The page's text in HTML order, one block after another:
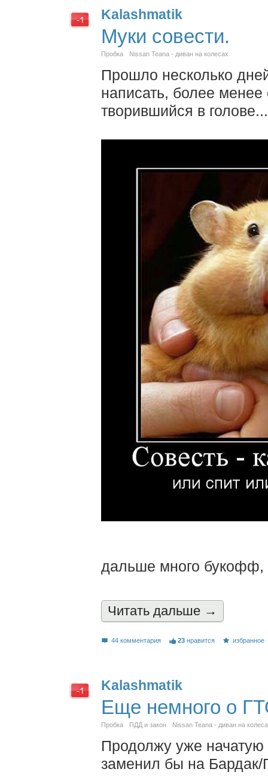
Kalashmatik
Муки совести.
Пробка Nissan Teana - диван на колесах
Прошло несколько
написать, более менее
творившийся в голове...
дальше много букофф,
Читать дальшe →
44 комментария 23 нравится избранное
Kalashmatik
Еще немного о
Пробка ПДД и закон Nissan Teana - диван на
Продолжу уже начатую
заменил бы на